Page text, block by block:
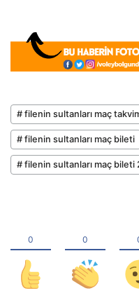
# filenin sultanları maç
# filenin sultanları maç bileti
# filenin sultanları maç bileti